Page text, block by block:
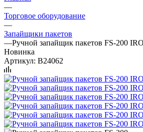
—
Торговое оборудование
—
Запайщики пакетов
—Ручной запайщик пакетов FS-200
Новинка
Артикул: B24062